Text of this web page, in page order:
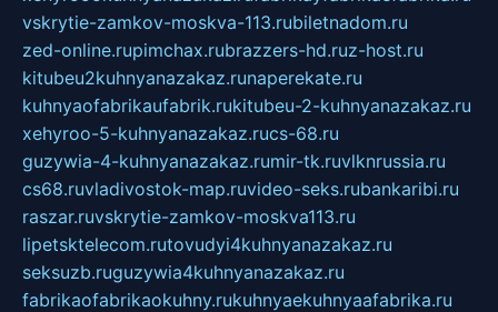
vskrytie-zamkov-moskva-113.rubiletnadom.ru
zed-online.rupimchax.rubrazzers-hd.ruz-host.ru
kitubeu2kuhnyanazakaz.runaperekate.ru
kuhnyaofabrikaufabrik.rukitubeu-2-kuhnyanazakaz.ru
xehyroo-5-kuhnyanazakaz.rucs-68.ru
guzywia-4-kuhnyanazakaz.rumir-tk.ruvlknrussia.ru
cs68.ruvladivostok-map.ruvideo-seks.rubankaribi.ru
raszar.ruvskrytie-zamkov-moskva113.ru
lipetsktelecom.rutovudyi4kuhnyanazakaz.ru
seksuzb.ruguzywia4kuhnyanazakaz.ru
fabrikaofabrikaokuhny.rukuhnyaekuhnyaafabrika.ru